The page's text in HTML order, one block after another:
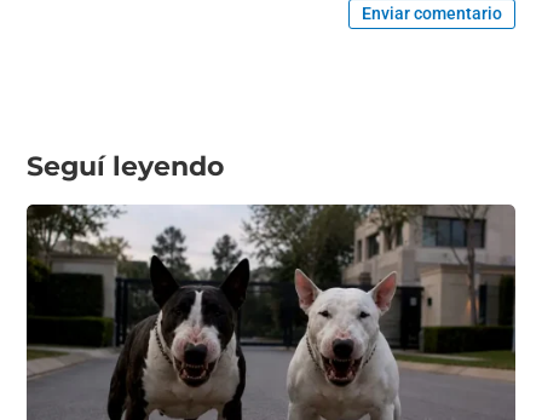
Enviar comentario
Seguí leyendo